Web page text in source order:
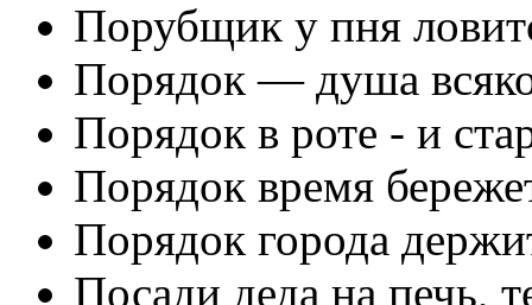
Порубщик у пня
Порядок — душа
Порядок в роте - и
Порядок время
Порядок города
Посади деда на печь,